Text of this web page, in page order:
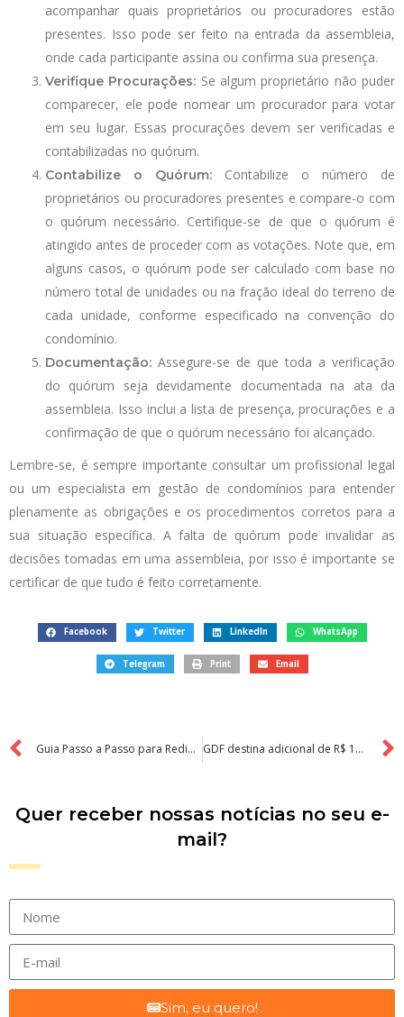
acompanhar quais proprietários ou procuradores estão
presentes. Isso pode ser feito na entrada da assembleia,
onde cada participante assina ou confirma sua presença.
Verifique Procurações: Se algum proprietário não puder
comparecer, ele pode nomear um procurador para votar
em seu lugar. Essas procurações devem ser verificadas e
contabilizadas no quórum.
Contabilize o Quórum: Contabilize o número de
proprietários ou procuradores presentes e compare-o com
o quórum necessário. Certifique-se de que o quórum é
atingido antes de proceder com as votações. Note que, em
alguns casos, o quórum pode ser calculado com base no
número total de unidades ou na fração ideal do terreno de
cada unidade, conforme especificado na convenção do
condomínio.
Documentação: Assegure-se de que toda a verificação
do quórum seja devidamente documentada na ata da
assembleia. Isso inclui a lista de presença, procurações e a
confirmação de que o quórum necessário foi alcançado.
Lembre-se, é sempre importante consultar um profissional legal
ou um especialista em gestão de condomínios para entender
plenamente as obrigações e os procedimentos corretos para a
sua situação específica. A falta de quórum pode invalidar as
decisões tomadas em uma assembleia, por isso é importante se
certificar de que tudo é feito corretamente.
Facebook Twitter LinkedIn WhatsApp
Telegram Print Email
Guia Passo a Passo para Redigir uma Ata de Assembleia Condominial GDF destina adicional de R$ 16,7 milhões para microcrédito através do programa Prospera
Quer receber nossas notícias no seu e-
mail?
Sim, eu quero!